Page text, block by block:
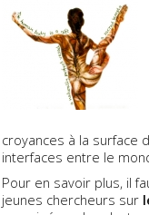
croyances à la surface
interfaces entre le
Pour en savoir plus, il
jeunes chercheurs sur